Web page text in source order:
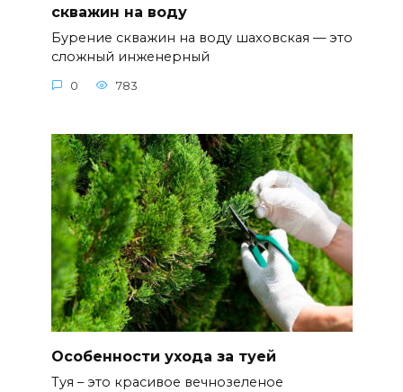
скважин на воду
Бурение скважин на воду шаховская — это
сложный инженерный
0 783
Особенности ухода за туей
Туя – это красивое вечнозеленое